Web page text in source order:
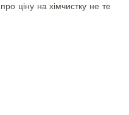
ціну на хімчистку не те